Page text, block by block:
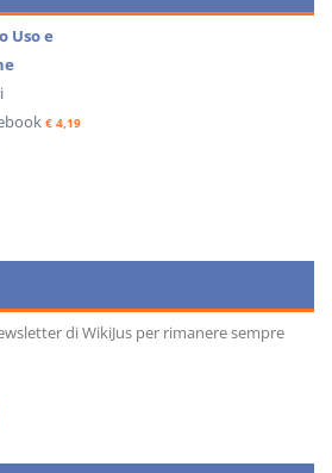
Uso e
€ 4,19
di WikiJus per rimanere sempre